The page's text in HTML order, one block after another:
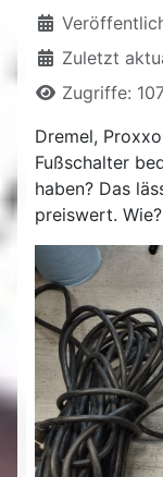
Zuletzt
Zugriffe:
Dremel,
Fußschalter
haben? Das
preiswert.